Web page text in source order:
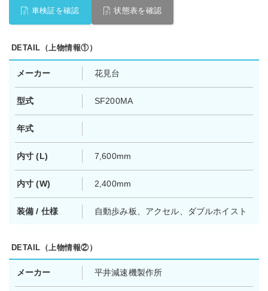
車検証を確認 状態表を確認
DETAIL（上物情報①）
メーカー 花見台
型式 SF200MA
年式
内寸 (L) 7,600mm
内寸 (W) 2,400mm
装備 / 仕様 自動歩み板、アクセル、ダブルホイスト
DETAIL（上物情報②）
メーカー 平井減速機製作所